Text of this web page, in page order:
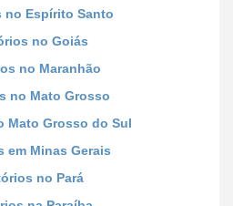
no Espírito Santo
no Goiás
no Maranhão
no Mato Grosso
Mato Grosso do Sul
em Minas Gerais
no Pará